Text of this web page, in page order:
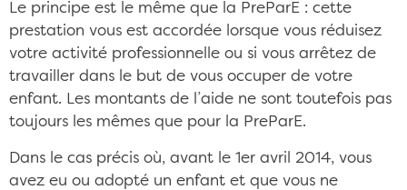
Le principe est le même que la PreParE : cette
prestation vous est accordée lorsque vous réduisez
votre activité professionnelle ou si vous arrêtez de
travailler dans le but de vous occuper de votre
enfant. Les montants de l’aide ne sont toutefois pas
toujours les mêmes que pour la PreParE.
Dans le cas précis où, avant le 1er avril 2014, vous
avez eu ou adopté un enfant et que vous ne